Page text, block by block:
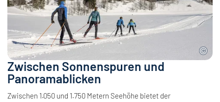
Zwischen Sonnenspuren und
Panoramablicken
Zwischen 1.050 und 1.750 Metern Seehöhe bietet der